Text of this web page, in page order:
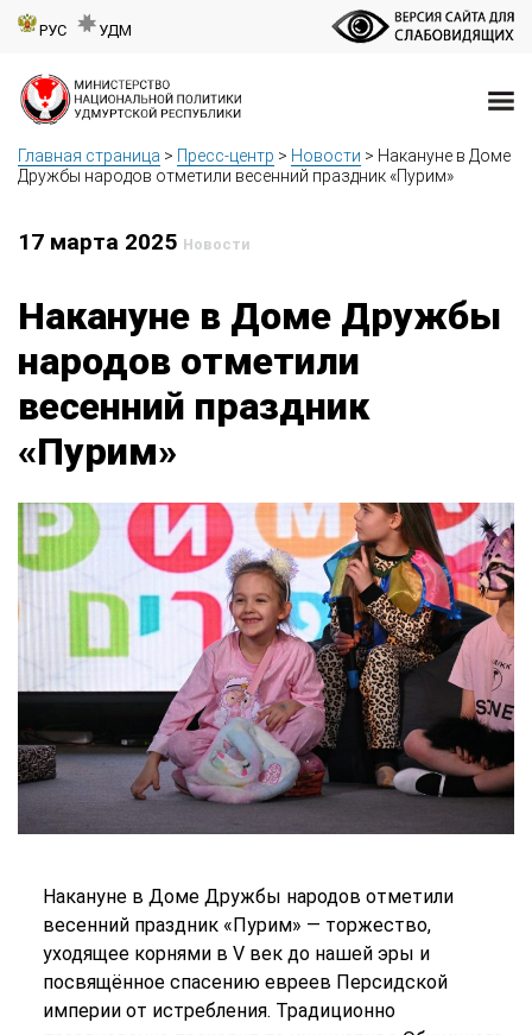
РУС УДМ
Главная страница > Пресс-центр > Новости > Накануне в Доме
Дружбы народов отметили весенний праздник «Пурим»
17 марта 2025 Новости
Накануне в Доме Дружбы
народов отметили
весенний праздник
«Пурим»
Накануне в Доме Дружбы народов отметили
весенний праздник «Пурим» — торжество,
уходящее корнями в V век до нашей эры и
посвящённое спасению евреев Персидской
империи от истребления. Традиционно